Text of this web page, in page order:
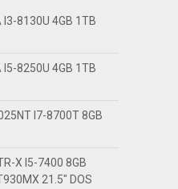
I3-8130U 4GB 1TB
I5-8250U 4GB 1TB
I7-8700T 8GB
X I5-7400 8GB
21.5″ DOS